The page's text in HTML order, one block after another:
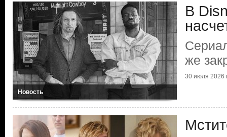
Новость
В
же
30 июля 2026